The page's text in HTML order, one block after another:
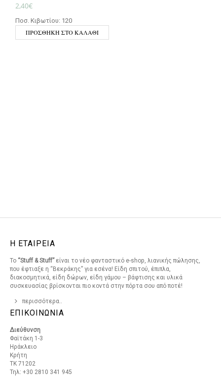
2,40€
Ποσ. Κιβωτίου: 120
ΠΡΟΣΘΉΚΗ ΣΤΟ ΚΑΛΆΘΙ
Η ΕΤΑΙΡΕΙΑ
Το “Stuff & Stuff”είναι το νέο φανταστικό e-shop, λιανικής πώλησης,
που έφτιαξε η “Βεκράκης” για εσένα! Είδη σπιτού, έπιπλα,
διακοσμητικά, είδη δώρων, είδη γάμου – βάφτισης και υλικά
συσκευασίας βρίσκονται πιο κοντά στην πόρτα σου από ποτέ!
περισσότερα..
ΕΠΙΚΟΙΝΩΝΙΑ
Διεύθυνση
Φαϊτάκη 1-3
Ηράκλειο
Κρήτη
ΤΚ 71202
Τηλ: +30 2810 341 945